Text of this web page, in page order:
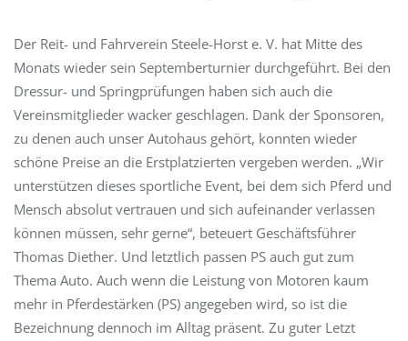
Der Reit- und Fahrverein Steele-Horst e. V. hat Mitte des
Monats wieder sein Septemberturnier durchgeführt. Bei den
Dressur- und Springprüfungen haben sich auch die
Vereinsmitglieder wacker geschlagen. Dank der Sponsoren,
zu denen auch unser Autohaus gehört, konnten wieder
schöne Preise an die Erstplatzierten vergeben werden. „Wir
unterstützen dieses sportliche Event, bei dem sich Pferd und
Mensch absolut vertrauen und sich aufeinander verlassen
können müssen, sehr gerne“, beteuert Geschäftsführer
Thomas Diether. Und letztlich passen PS auch gut zum
Thema Auto. Auch wenn die Leistung von Motoren kaum
mehr in Pferdestärken (PS) angegeben wird, so ist die
Bezeichnung dennoch im Alltag präsent. Zu guter Letzt